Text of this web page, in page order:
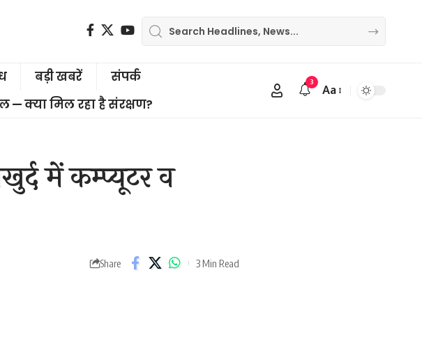
बड़ी खबरें
संपर्क
— क्या मिल रहा है संरक्षण?
3
Font
Aa
में कम्प्यूटर व
Share 3 Min Read